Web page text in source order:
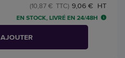
9,06 € HT
(10,87 € TTC)
EN STOCK, LIVRÉ EN 24/48H
AJOUTER